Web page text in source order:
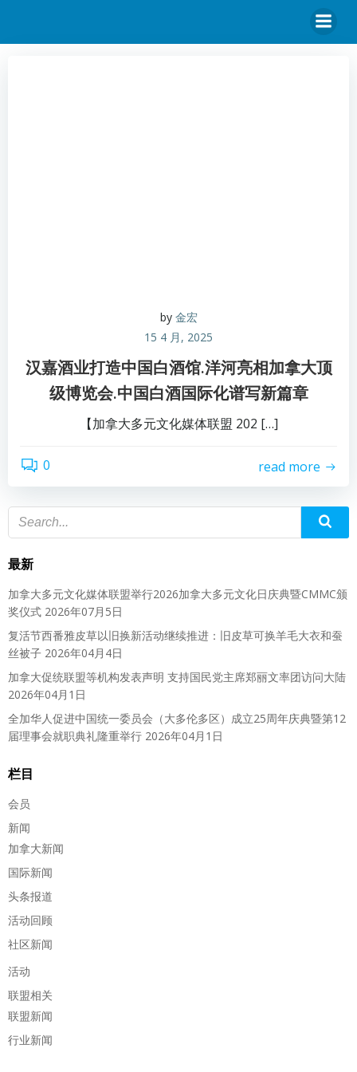
by 金宏
15 4 月, 2025
汉嘉酒业打造中国白酒馆.洋河亮相加拿大顶
级博览会.中国白酒国际化谱写新篇章
【加拿大多元文化媒体联盟 202 […]
0 read more
最新
加拿大多元文化媒体联盟举行2026加拿大多元文化日庆典暨CMMC颁
奖仪式 2026年07月5日
复活节西番雅皮草以旧换新活动继续推进：旧皮草可换羊毛大衣和蚕
丝被子 2026年04月4日
加拿大促统联盟等机构发表声明 支持国民党主席郑丽文率团访问大陆
2026年04月1日
全加华人促进中国统一委员会（大多伦多区）成立25周年庆典暨第12
届理事会就职典礼隆重举行 2026年04月1日
栏目
会员
新闻
加拿大新闻
国际新闻
头条报道
活动回顾
社区新闻
活动
联盟相关
联盟新闻
行业新闻